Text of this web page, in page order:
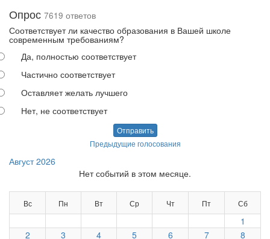
Опрос 7619 ответов
Соответствует ли качество образования в Вашей школе
современным требованиям?
Да, полностью соответствует
Частично соответствует
Оставляет желать лучшего
Нет, не соответствует
Отправить
Предыдущие голосования
Август 2026
Нет событий в этом месяце.
Вс Пн Вт Ср Чт Пт Сб
1
2
3 4 5 6 7 8